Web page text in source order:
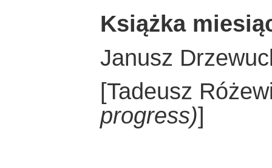
Książka
Janusz
[Tadeusz
progress)]